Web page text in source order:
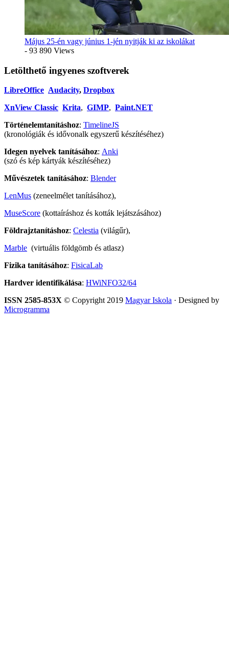
Május 25-én vagy június 1-jén nyitják ki az iskolákat
- 93 890 Views
Letölthető ingyenes szoftverek
LibreOffice Audacity, Dropbox
XnView Classic Krita, GIMP, Paint.NET
Történelemtanításhoz: TimelineJS
(kronológiák és idővonalk egyszerű készítéséhez)
Idegen nyelvek tanításához: Anki
(szó és kép kártyák készítéséhez)
Művészetek tanításához: Blender
LenMus (zeneelmélet tanításához),
MuseScore (kottaíráshoz és kották lejátszásához)
Földrajztanításhoz: Celestia (világűr),
Marble (virtuális földgömb és atlasz)
Fizika tanításához: FisicaLab
Hardver identifikálása: HWiNFO32/64
ISSN 2585-853X © Copyright 2019 Magyar Iskola · Designed by
Microgramma